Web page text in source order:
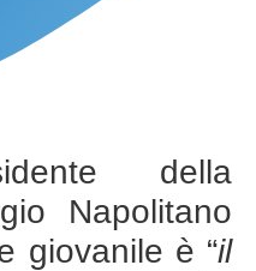
della
Napolitano
giovanile è “il